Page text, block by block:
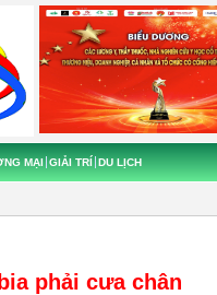
MẠI GIẢI TRÍ DU LỊCH
phải cưa chân